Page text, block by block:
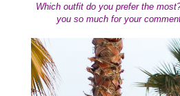
Which outfit do you prefer the
you so much for your